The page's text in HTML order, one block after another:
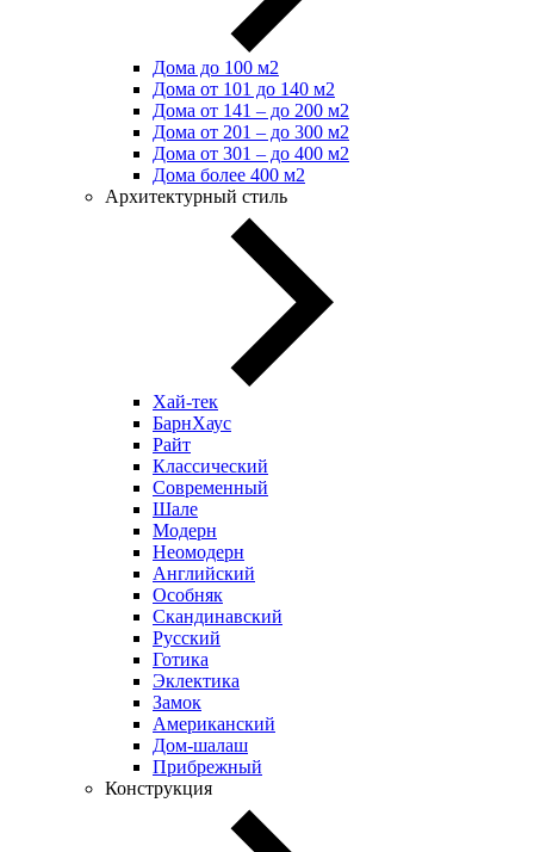
Дома до 100 м2
Дома от 101 до 140 м2
Дома от 141 – до 200 м2
Дома от 201 – до 300 м2
Дома от 301 – до 400 м2
Дома более 400 м2
Архитектурный стиль
Хай-тек
БарнХаус
Райт
Классический
Современный
Шале
Модерн
Неомодерн
Английский
Особняк
Скандинавский
Русский
Готика
Эклектика
Замок
Американский
Дом-шалаш
Прибрежный
Конструкция